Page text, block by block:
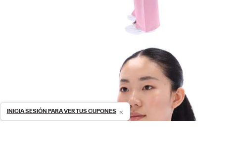
INICIA SESIÓN PARA VER TUS CUPONES ×